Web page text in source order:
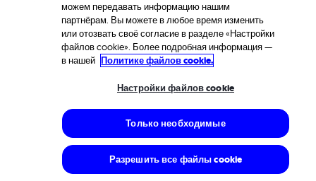
можем передавать информацию нашим
партнёрам. Вы можете в любое время изменить
или отозвать своё согласие в разделе «Настройки
файлов cookie». Более подробная информация —
в нашей Политике файлов cookie.
Настройки файлов cookie
Только необходимые
Разрешить все файлы cookie